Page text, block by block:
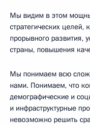
Мы видим в этом
стратегических целей,
прорывного развития,
страны, повышения
Мы понимаем всю
нами. Понимаем, что
демографические и
и инфраструктурные
невозможно решить